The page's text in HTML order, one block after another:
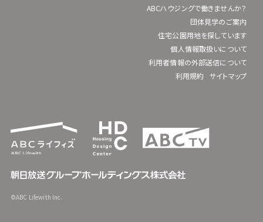
ABCハウジングで働きませんか？
団体見学のご案内
住宅公園用地を探しています
個人情報取扱いについて
利用者情報の外部送信について
利用規約
サイトマップ
©ABC Lifewith Inc.